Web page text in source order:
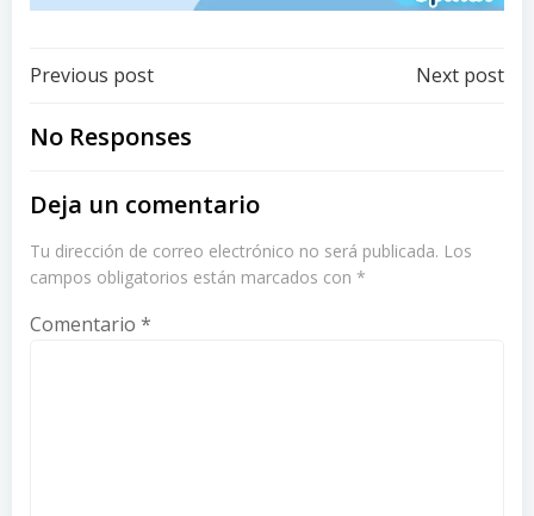
Post
navigation
Previous post Next post
No Responses
Deja un comentario
Tu dirección de correo electrónico no será publicada. Los
campos obligatorios están marcados con *
Comentario *